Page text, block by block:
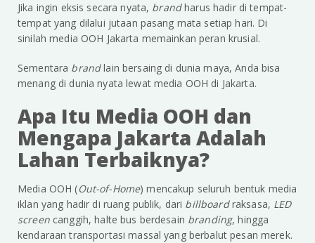
Jika ingin eksis secara nyata, brandharus hadir di tempat-
tempat yang dilalui jutaan pasang mata setiap hari. Di
sinilah media OOH Jakarta memainkan peran krusial.
Sementara brandlain bersaing di dunia maya, Anda bisa
menang di dunia nyata lewat media OOH di Jakarta.
Apa Itu Media OOH dan
Mengapa Jakarta Adalah
Lahan Terbaiknya?
Media OOH (Out-of-Home) mencakup seluruh bentuk media
iklan yang hadir di ruang publik, dari billboardraksasa, LED
screen canggih, halte bus berdesain branding, hingga
kendaraan transportasi massal yang berbalut pesan merek.